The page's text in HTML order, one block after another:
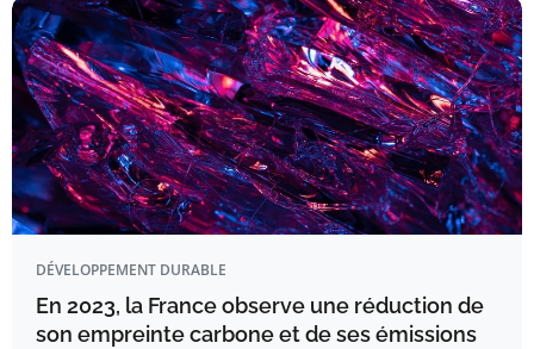
DÉVELOPPEMENT DURABLE
En 2023, la France observe une réduction de
son empreinte carbone et de ses émissions